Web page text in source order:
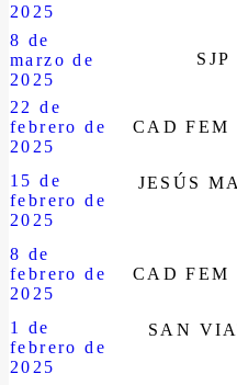
2025
8 de
marzo de
2025
SJP
22 de
febrero de
2025
CAD FEM
15 de
febrero de
2025
JESÚS
8 de
febrero de
2025
CAD FEM
1 de
febrero de
2025
SAN